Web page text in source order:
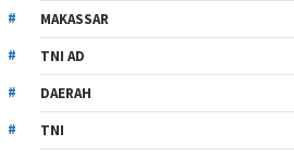
MAKASSAR
TNI AD
DAERAH
TNI